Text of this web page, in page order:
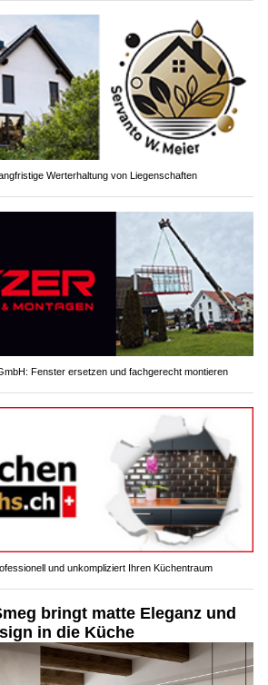
Werterhaltung von Liegenschaften
Fenster ersetzen und fachgerecht montieren
und unkompliziert Ihren Küchentraum
bringt matte Eleganz und
in die Küche